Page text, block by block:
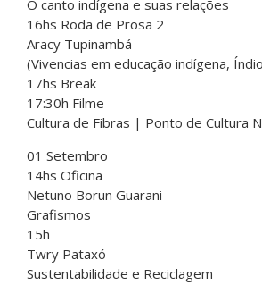
O canto indígena e suas relações
16hs Roda de Prosa 2
Aracy Tupinambá
(Vivencias em educação indígena,
17hs Break
17:30h Filme
Cultura de Fibras | Ponto de Cultura
01 Setembro
14hs Oficina
Netuno Borun Guarani
Grafismos
15h
Twry Pataxó
Sustentabilidade e Reciclagem